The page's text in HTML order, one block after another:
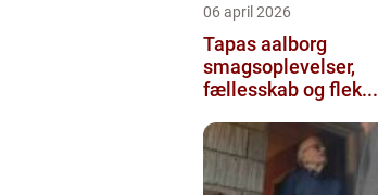
06 april 2026
Tapas aalborg
smagsoplevelser,
fællesskab og flek...